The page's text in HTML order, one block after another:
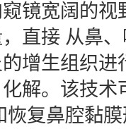
镜宽阔的
直接 从鼻
增生组织
解。该技
恢复鼻腔黏